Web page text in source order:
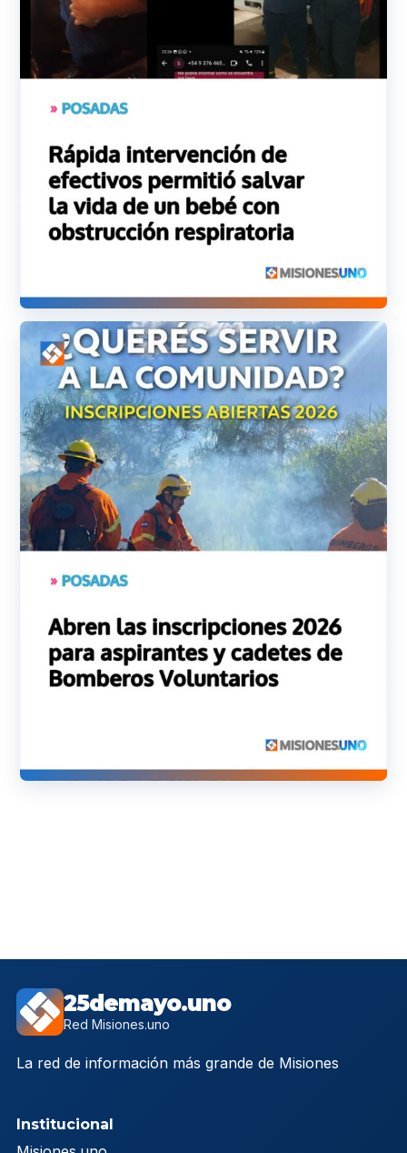
25demayo.uno
Red Misiones.uno
La red de información más grande de Misiones
Institucional